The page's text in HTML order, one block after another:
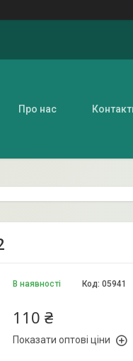
Про нас
В наявності Код: 05941
110 ₴
Показати оптові ціни